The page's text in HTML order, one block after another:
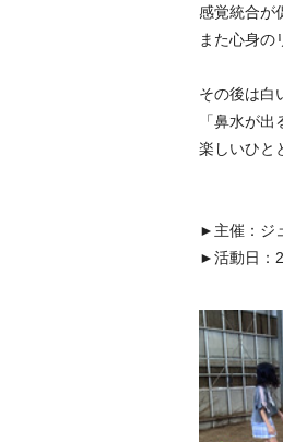
感覚統合が
また心身の
その後は白
「鼻水が
楽しいひと
►主催：ジ
►活動日：